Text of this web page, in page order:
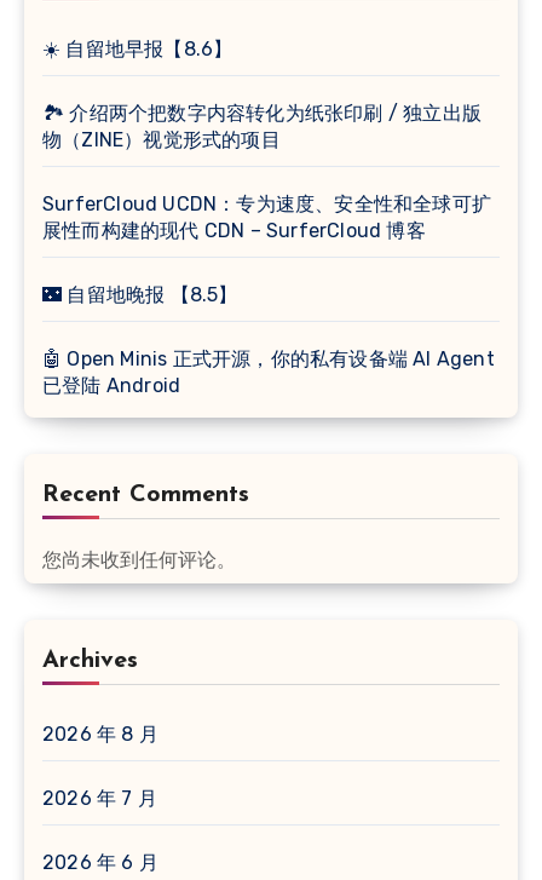
☀️ 自留地早报【8.6】
🏞 介绍两个把数字内容转化为纸张印刷 / 独立出版
物（ZINE）视觉形式的项目
SurferCloud UCDN：专为速度、安全性和全球可扩
展性而构建的现代 CDN – SurferCloud 博客
🌃 自留地晚报 【8.5】
🤖 Open Minis 正式开源，你的私有设备端 AI Agent
已登陆 Android
Recent Comments
您尚未收到任何评论。
Archives
2026 年 8 月
2026 年 7 月
2026 年 6 月